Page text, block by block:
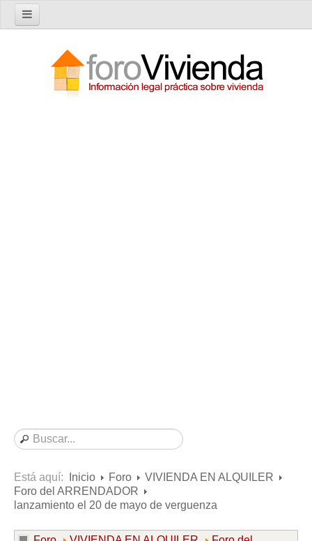
Nuevo tema
Contratos de Arrendamiento
De uso distinto al de vivienda
Otros contratos de Arrendamiento
Está aquí: Inicio Foro
VIVIENDA EN ALQUILER
Foro del ARRENDADOR
lanzamiento el 20 de mayo de verguenza